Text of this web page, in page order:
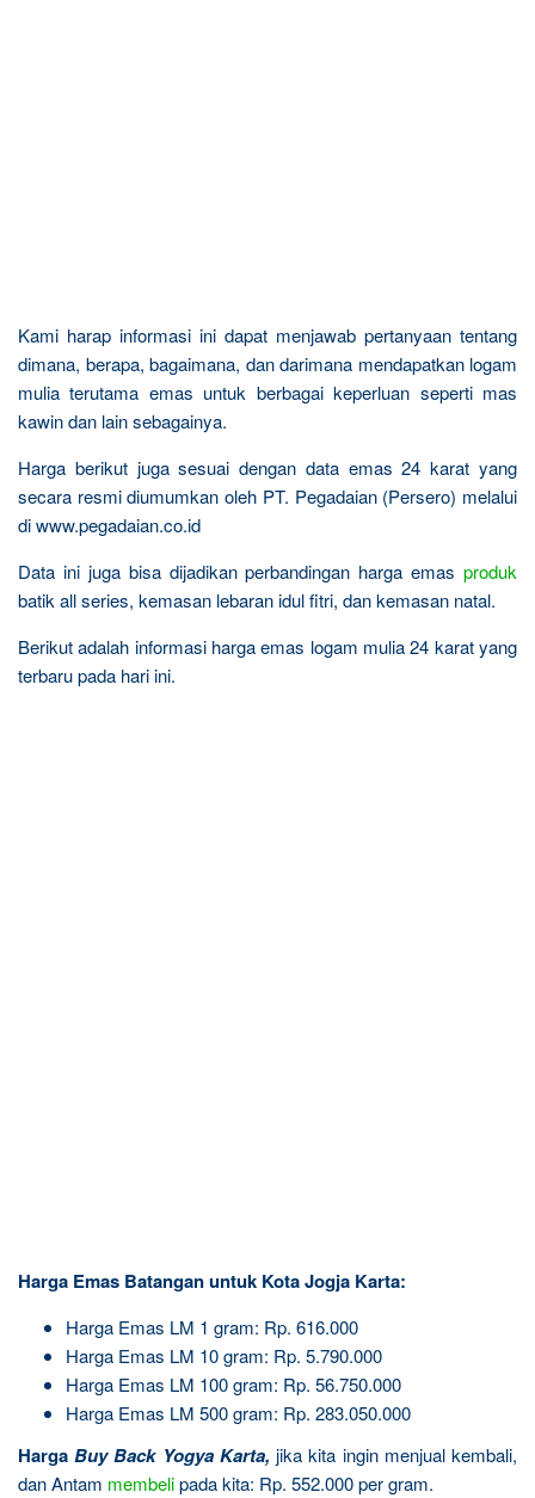
Kami harap informasi ini dapat menjawab pertanyaan tentang
dimana, berapa, bagaimana, dan darimana mendapatkan logam
mulia terutama emas untuk berbagai keperluan seperti mas
kawin dan lain sebagainya.
Harga berikut juga sesuai dengan data emas 24 karat yang
secara resmi diumumkan oleh PT. Pegadaian (Persero) melalui
di www.pegadaian.co.id
Data ini juga bisa dijadikan perbandingan harga emas produk
batik all series, kemasan lebaran idul fitri, dan kemasan natal.
Berikut adalah informasi harga emas logam mulia 24 karat yang
terbaru pada hari ini.
Harga Emas Batangan untuk Kota Jogja Karta:
Harga Emas LM 1 gram: Rp. 616.000
Harga Emas LM 10 gram: Rp. 5.790.000
Harga Emas LM 100 gram: Rp. 56.750.000
Harga Emas LM 500 gram: Rp. 283.050.000
HargaBuy Back Yogya Karta,jika kita ingin menjual kembali,
dan Antam membelipada kita: Rp. 552.000 per gram.